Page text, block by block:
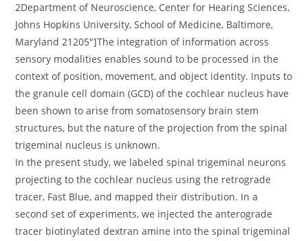
2Department of Neuroscience, Center for Hearing Sciences,
Johns Hopkins University, School of Medicine, Baltimore,
Maryland 21205″]The integration of information across
sensory modalities enables sound to be processed in the
context of position, movement, and object identity. Inputs to
the granule cell domain (GCD) of the cochlear nucleus have
been shown to arise from somatosensory brain stem
structures, but the nature of the projection from the spinal
trigeminal nucleus is unknown.
In the present study, we labeled spinal trigeminal neurons
projecting to the cochlear nucleus using the retrograde
tracer, Fast Blue, and mapped their distribution. In a
second set of experiments, we injected the anterograde
tracer biotinylated dextran amine into the spinal trigeminal